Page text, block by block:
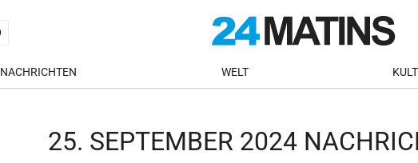
NACHRICHTEN WELT
25. SEPTEMBER 2024